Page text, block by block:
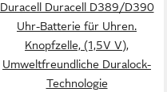
Duracell Duracell D389/D390
Uhr-Batterie für Uhren.
Knopfzelle, (1,5V V),
Umweltfreundliche Duralock-
Technologie